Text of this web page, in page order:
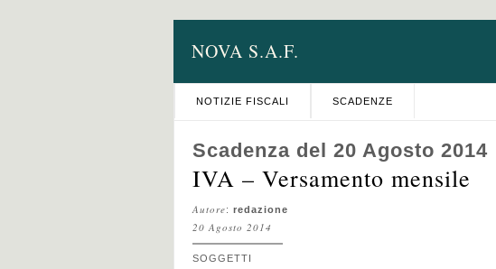
NOVA S.A.F.
NOTIZIE FISCALI SCADENZE
Scadenza del 20 Agosto 2014
IVA – Versamento mensile
Autore: redazione
20 Agosto 2014
SOGGETTI